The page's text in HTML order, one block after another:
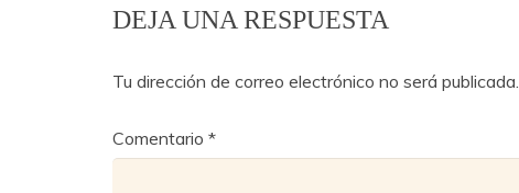
DEJA UNA RESPUESTA
Tu dirección de correo electrónico no será publicada.
Comentario *